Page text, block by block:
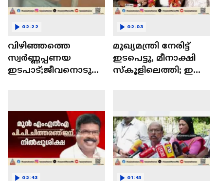
വിഴിഞ്ഞത്തെ
സ്വർണ്ണപ്പണയ
ഇടപാട്;ജീവനൊടു
02:22
മുഖ്യമന്ത്രി നേരിട്ട്
ഇടപെട്ടു, മീനാക്ഷി
സ്‌കൂളിലെത്തി; ഇനി
02:03
02:43 01:43